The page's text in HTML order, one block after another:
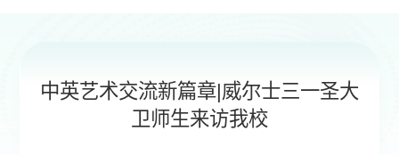
中英艺术交流新篇章|威尔士三一圣大
卫师生来访我校